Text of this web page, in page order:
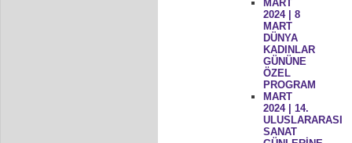
MART
2024 | 8
MART
DÜNYA
KADINLAR
GÜNÜNE
ÖZEL
PROGRAM
MART
2024 | 14.
ULUSLARARASI
SANAT